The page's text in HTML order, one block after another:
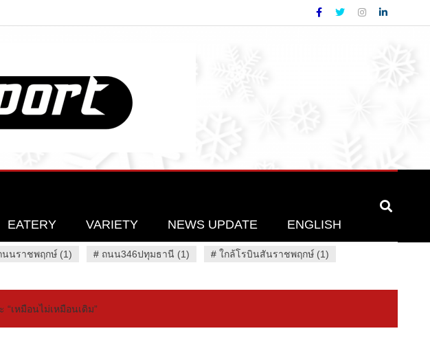
EATERY VARIETY NEWS UPDATE ENGLISH
นนราชพฤกษ์ (1) # ถนน346ปทุมธานี (1) # ใกล้โรบินสันราชพฤกษ์ (1)
“เหมือนไม่เหมือนเดิม”